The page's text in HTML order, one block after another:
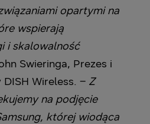
opartymi na
wspierają
i skalowalność
Swieringa, Prezes i
Wireless. – Z
na podjęcie
której wiodąca